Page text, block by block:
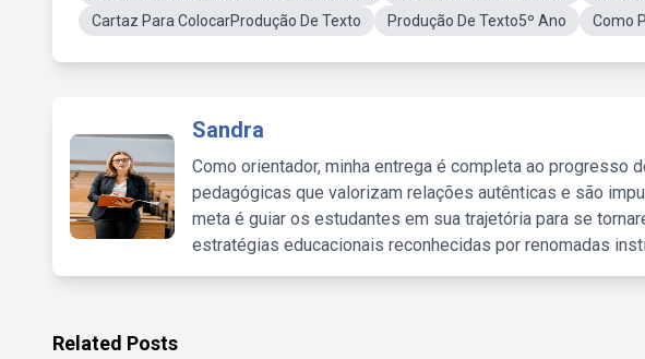
Cartaz Para ColocarProdução De Texto
Produção De Texto5º Ano Como
Sandra
Como orientador, minha entrega é completa ao progresso
pedagógicas que valorizam relações autênticas e são
meta é guiar os estudantes em sua trajetória para se
estratégias educacionais reconhecidas por renomadas
Related Posts